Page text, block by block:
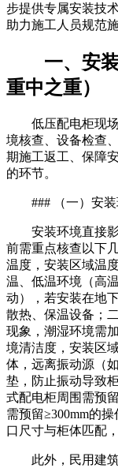
步提供专属安装技
助力施工人员规范
一、安
重中之重）
低压配电柜现
境核查、设备检查
期施工返工、保障
的环节。
### （一）安
安装环境直接
前需重点核查以下
温度，安装区域温
温、低温环境（高
动），若安装在地
散热、保温设备；
现象，潮湿环境需
境清洁度，安装区
体，远离振动源（
垫，防止振动导致
式配电柜周围需预
需预留≥300mm的
口尺寸与柜体匹配
此外，民用建